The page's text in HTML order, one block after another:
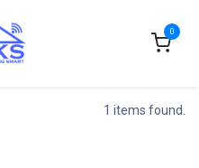
0
1 items found.